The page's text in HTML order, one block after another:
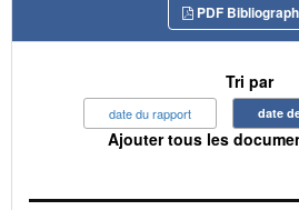
PDF
Tri par
date du rapport date
Ajouter tous les